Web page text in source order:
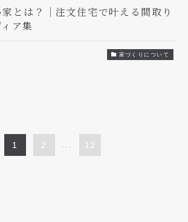
とは？｜注文住宅で叶える間取り
ア集
家づくりについて
1 2 ... 12